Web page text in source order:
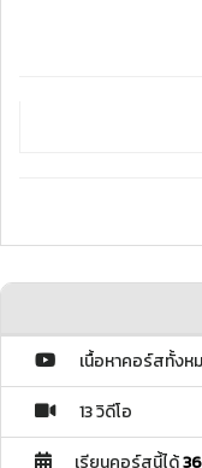
เนื้อหาคอร์สทั้งห
13 วิดีโอ
เรียนคอร์สนี้ได้